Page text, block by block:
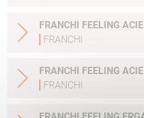
FRANCHI FEELING
FRANCHI
FRANCHI FEELING
FRANCHI